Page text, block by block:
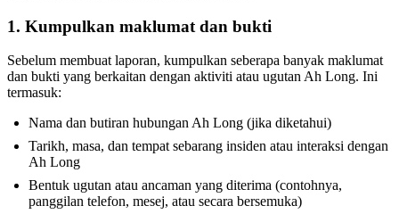
1. Kumpulkan maklumat dan bukti
Sebelum membuat laporan, kumpulkan seberapa banyak maklumat
dan bukti yang berkaitan dengan aktiviti atau ugutan Ah Long. Ini
termasuk:
Nama dan butiran hubungan Ah Long (jika diketahui)
Tarikh, masa, dan tempat sebarang insiden atau interaksi dengan
Ah Long
Bentuk ugutan atau ancaman yang diterima (contohnya,
panggilan telefon, mesej, atau secara bersemuka)